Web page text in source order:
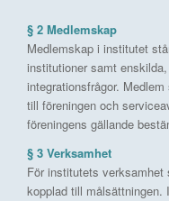
§ 2 Medlemskap
Medlemskap i institutet
institutioner samt
integrationsfrågor.
till föreningen och
föreningens gällande
§ 3 Verksamhet
För institutets
kopplad till målsättningen.